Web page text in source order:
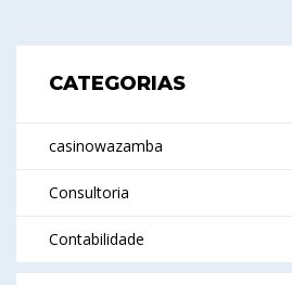
CATEGORIAS
casinowazamba
Consultoria
Contabilidade